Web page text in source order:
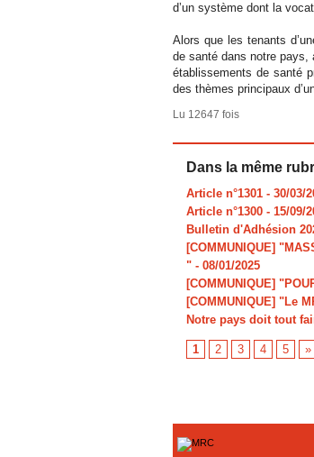
d’un système dont la
Alors que les tenants
de santé dans notre pays,
établissements de santé
des thèmes principaux
Lu 12647 fois
Dans la même
Article n°1301 - 30/03/
Article n°1300 - 15/09/
Bulletin d'Adhésion
[COMMUNIQUE]
" - 08/01/2025
[COMMUNIQUE]
[COMMUNIQUE] "Le
Notre pays doit tout
1 2 3 4 5 »